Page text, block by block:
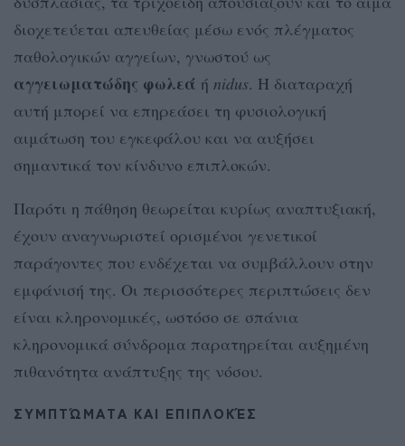
διοχετεύεται απευθείας μέσω ενός πλέγματος
παθολογικών αγγείων, γνωστού ως
αγγειωματώδης φωλεά ή nidus. Η διαταραχή
αυτή μπορεί να επηρεάσει τη φυσιολογική
αιμάτωση του εγκεφάλου και να αυξήσει
σημαντικά τον κίνδυνο επιπλοκών.
Παρότι η πάθηση θεωρείται κυρίως αναπτυξιακή,
έχουν αναγνωριστεί ορισμένοι γενετικοί
παράγοντες που ενδέχεται να συμβάλλουν στην
εμφάνισή της. Οι περισσότερες περιπτώσεις δεν
είναι κληρονομικές, ωστόσο σε σπάνια
κληρονομικά σύνδρομα παρατηρείται αυξημένη
πιθανότητα ανάπτυξης της νόσου.
ΣΥΜΠΤΏΜΑΤΑ ΚΑΙ ΕΠΙΠΛΟΚΈΣ